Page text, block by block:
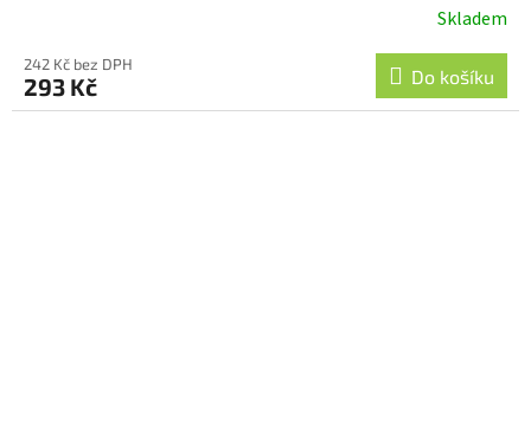
Skladem
242 Kč bez DPH
293 Kč Do košíku